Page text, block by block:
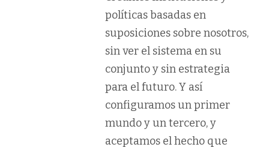
políticas basadas en
suposiciones sobre nosotros,
sin ver el sistema en su
conjunto y sin estrategia
para el futuro. Y así
configuramos un primer
mundo y un tercero, y
aceptamos el hecho que